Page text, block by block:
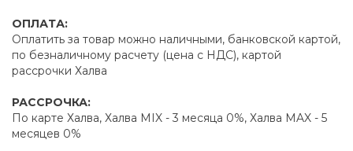
ОПЛАТА:
Оплатить за товар можно наличными, банковской картой,
по безналичному расчету (цена с НДС), картой
рассрочки Халва
РАССРОЧКА:
По карте Халва, Халва MIX - 3 месяца 0%, Халва MAX - 5
месяцев 0%